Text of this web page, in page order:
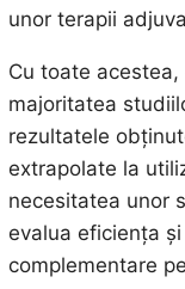
unor terapii
Cu toate
majoritatea
rezultatele
extrapolate la
necesitatea unor
evalua eficiența
complementare